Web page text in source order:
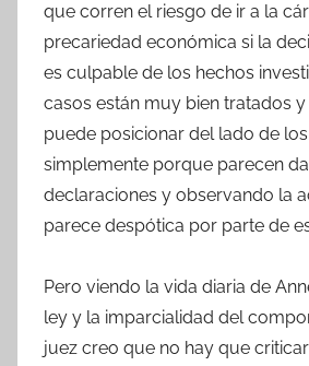
que corren el riesgo de ir a la
precariedad económica si la
es culpable de los hechos
casos están muy bien tratados
puede posicionar del lado de
simplemente porque parecen
declaraciones y observando la
parece despótica por parte de
Pero viendo la vida diaria de
ley y la imparcialidad del
juez creo que no hay que